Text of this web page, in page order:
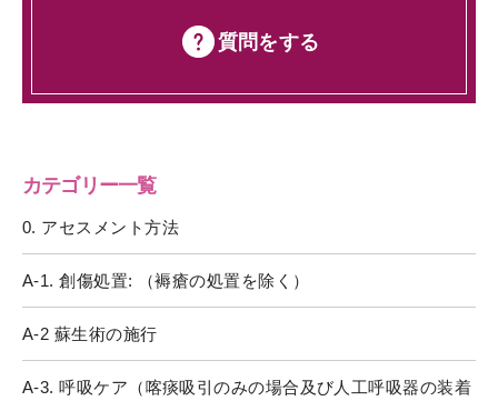
質問をする
カテゴリー一覧
0. アセスメント方法
A-1. 創傷処置: （褥瘡の処置を除く）
A-2 蘇生術の施行
A-3. 呼吸ケア（喀痰吸引のみの場合及び人工呼吸器の装着